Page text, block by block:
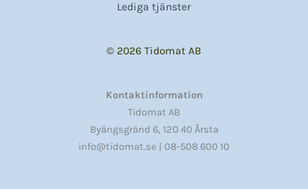
Lediga tjänster
© 2026 Tidomat AB
Kontaktinformation
Tidomat AB
Byängsgränd 6, 120 40 Årsta
info@tidomat.se |
08-508 600 10